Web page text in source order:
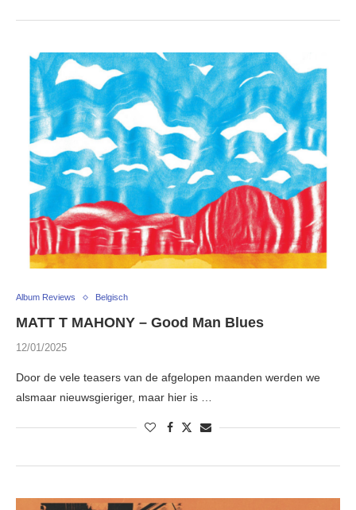
Album Reviews Belgisch
MATT T MAHONY – Good Man Blues
12/01/2025
Door de vele teasers van de afgelopen maanden werden we
alsmaar nieuwsgieriger, maar hier is …